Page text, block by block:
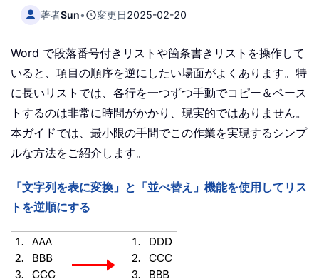
著者Sun• 変更日2025-02-20
Word で段落番号付きリストや箇条書きリストを操作して
いると、項目の順序を逆にしたい場面がよくあります。特
に長いリストでは、各行を一つずつ手動でコピー＆ペース
トするのは非常に時間がかかり、現実的ではありません。
本ガイドでは、最小限の手間でこの作業を実現するシンプ
ルな方法をご紹介します。
「文字列を表に変換」と「並べ替え」機能を使用してリス
トを逆順にする